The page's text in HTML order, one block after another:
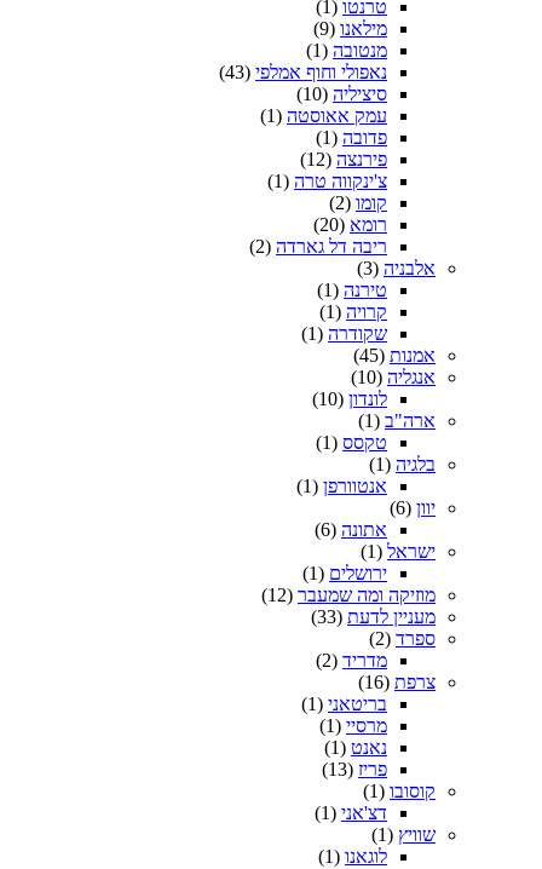
טרנטו (1)
מילאנו (9)
מנטובה (1)
נאפולי וחוף אמלפי (43)
סיציליה (10)
עמק אאוסטה (1)
פדובה (1)
פירנצה (12)
צ'ינקווה טרה (1)
קומו (2)
רומא (20)
ריבה דל גארדה (2)
אלבניה (3)
טירנה (1)
קרויה (1)
שקודרה (1)
אמנות (45)
אנגליה (10)
לונדון (10)
ארה"ב (1)
טקסס (1)
בלגיה (1)
אנטוורפן (1)
יוון (6)
אתונה (6)
ישראל (1)
ירושלים (1)
מוזיקה ומה שמעבר (12)
מעניין לדעת (33)
ספרד (2)
מדריד (2)
צרפת (16)
בריטאני (1)
מרסיי (1)
נאנט (1)
פריז (13)
קוסובו (1)
דצ'אני (1)
שוויץ (1)
לוגאנו (1)